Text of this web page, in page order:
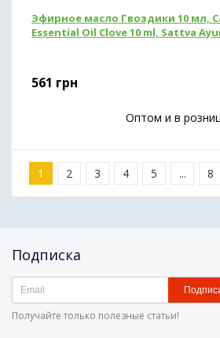
Эфирное масло Гвоздики 10 мл,
Essential Oil Clove 10 ml, Sattva
561 грн
Оптом и в
1 2 3 4 5 ... 8
Подписка
Получайте только полезные статьи!